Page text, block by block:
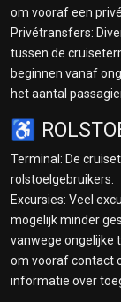
om vooraf een
Privétransfers:
tussen de
beginnen vanaf
het aantal
♿
Terminal: De
rolstoelgebruikers.
Excursies: Veel
mogelijk minder
vanwege ongelijke
om vooraf contact
informatie over